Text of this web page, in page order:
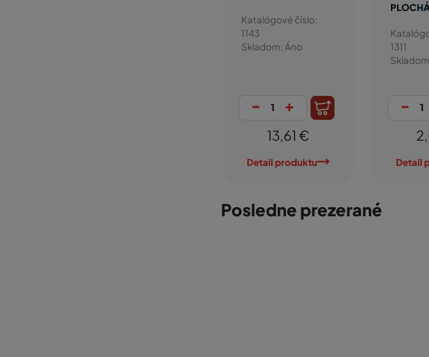
Katalógové číslo:
Katalógové číslo:
-
Detail produktu
Posledne prezerané